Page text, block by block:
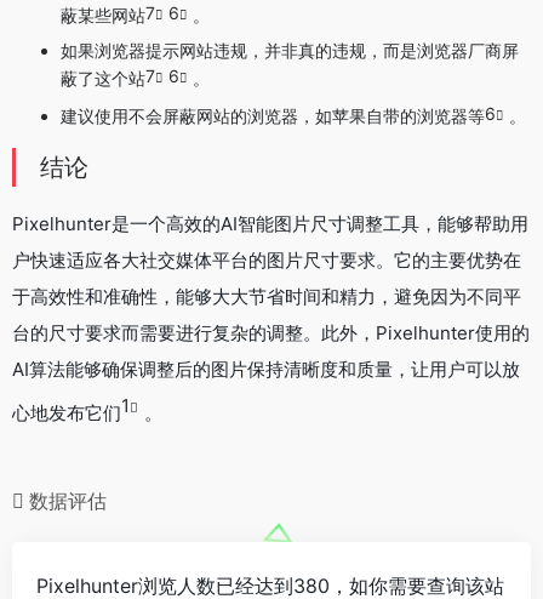
蔽某些网站7 6
。
如果浏览器提示网站违规，并非真的违规，而是浏览器厂商屏
蔽了这个站7 6
。
建议使用不会屏蔽网站的浏览器，如苹果自带的浏览器等6 。
结论
Pixelhunter是一个高效的AI智能图片尺寸调整工具，能够帮助用
户快速适应各大社交媒体平台的图片尺寸要求。它的主要优势在
于高效性和准确性，能够大大节省时间和精力，避免因为不同平
台的尺寸要求而需要进行复杂的调整。此外，Pixelhunter使用的
AI算法能够确保调整后的图片保持清晰度和质量，让用户可以放
心地发布它们1 。
数据评估
Pixelhunter浏览人数已经达到380，如你需要查询该站